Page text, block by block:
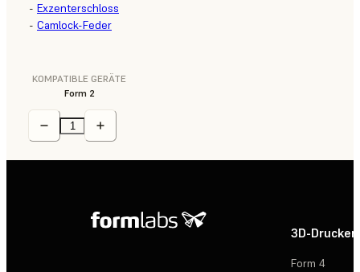
- Exzenterschloss
- Camlock-Feder
KOMPATIBLE GERÄTE
Form 2
3D-Drucker
Form 4